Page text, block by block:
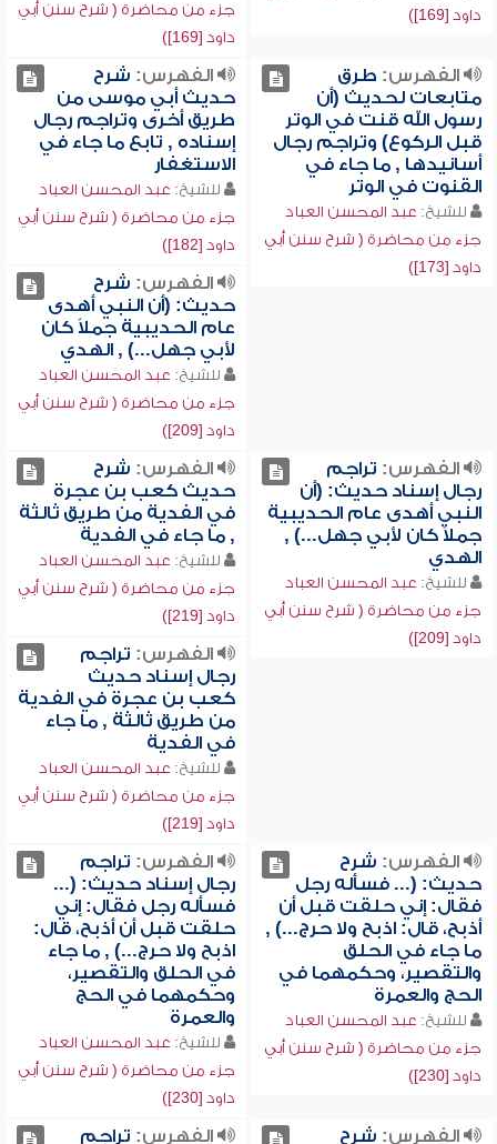
داود [169])
جزء من محاضرة ( شرح سنن أبي
داود [169])
الفهرس: طرق
متابعات لحديث (أن
رسول الله قنت في الوتر
قبل الركوع) وتراجم رجال
أسانيدها , ما جاء في
القنوت في الوتر
للشيخ: عبد المحسن العباد
جزء من محاضرة ( شرح سنن أبي
داود [173])
الفهرس: شرح
حديث أبي موسى من
طريق أخرى وتراجم رجال
إسناده , تابع ما جاء في
الاستغفار
للشيخ: عبد المحسن العباد
جزء من محاضرة ( شرح سنن أبي
داود [182])
الفهرس: شرح
حديث: (أن النبي أهدى
عام الحديبية جملاً كان
لأبي جهل...) , الهدي
للشيخ: عبد المحسن العباد
جزء من محاضرة ( شرح سنن أبي
داود [209])
الفهرس: تراجم
رجال إسناد حديث: (أن
النبي أهدى عام الحديبية
جملاً كان لأبي جهل...) ,
الهدي
للشيخ: عبد المحسن العباد
جزء من محاضرة ( شرح سنن أبي
داود [209])
الفهرس: شرح
حديث كعب بن عجرة
في الفدية من طريق ثالثة
, ما جاء في الفدية
للشيخ: عبد المحسن العباد
جزء من محاضرة ( شرح سنن أبي
داود [219])
الفهرس: تراجم
رجال إسناد حديث
كعب بن عجرة في الفدية
من طريق ثالثة , ما جاء
في الفدية
للشيخ: عبد المحسن العباد
جزء من محاضرة ( شرح سنن أبي
داود [219])
الفهرس: شرح
حديث: (... فسأله رجل
فقال: إني حلقت قبل أن
أذبح، قال: اذبح ولا حرج...) ,
ما جاء في الحلق
والتقصير، وحكمهما في
الحج والعمرة
للشيخ: عبد المحسن العباد
جزء من محاضرة ( شرح سنن أبي
داود [230])
الفهرس: تراجم
رجال إسناد حديث: (...
فسأله رجل فقال: إني
حلقت قبل أن أذبح، قال:
اذبح ولا حرج...) , ما جاء
في الحلق والتقصير،
وحكمهما في الحج
والعمرة
للشيخ: عبد المحسن العباد
جزء من محاضرة ( شرح سنن أبي
داود [230])
الفهرس: شرح
الفهرس: تراجم